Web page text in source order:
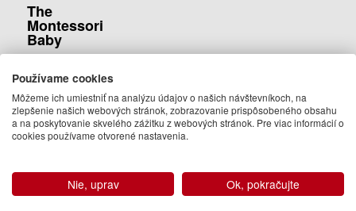
The
Montessori
Baby
Simone Davies,
Junnifa Uzodike
21.50 €
Na
objednávku
Zadajte Váš email
Používame cookies
Môžeme ich umiestniť na analýzu údajov o našich návštevníkoch, na
zlepšenie našich webových stránok, zobrazovanie prispôsobeného obsahu
a na poskytovanie skvelého zážitku z webových stránok. Pre viac informácií o
cookies používame otvorené nastavenia.
Nie, uprav Ok, pokračujte